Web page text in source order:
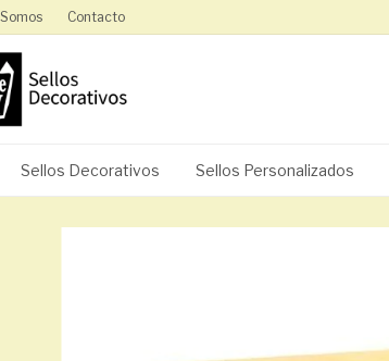
Contacto
Sellos Decorativos Sellos Personalizados